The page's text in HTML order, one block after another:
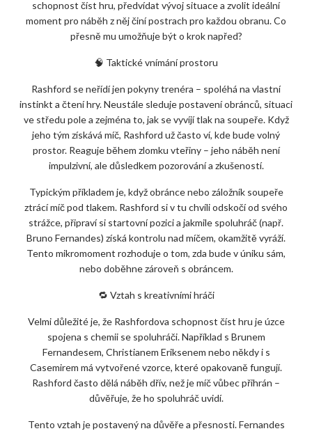
schopnost číst hru, předvídat vývoj situace a zvolit ideální
moment pro náběh z něj činí postrach pro každou obranu. Co
přesně mu umožňuje být o krok napřed?
🧠 Taktické vnímání prostoru
Rashford se neřídí jen pokyny trenéra – spoléhá na vlastní
instinkt a čtení hry. Neustále sleduje postavení obránců, situaci
ve středu pole a zejména to, jak se vyvíjí tlak na soupeře. Když
jeho tým získává míč, Rashford už často ví, kde bude volný
prostor. Reaguje během zlomku vteřiny – jeho náběh není
impulzivní, ale důsledkem pozorování a zkušeností.
Typickým příkladem je, když obránce nebo záložník soupeře
ztrácí míč pod tlakem. Rashford si v tu chvíli odskočí od svého
strážce, připraví si startovní pozici a jakmile spoluhráč (např.
Bruno Fernandes) získá kontrolu nad míčem, okamžitě vyráží.
Tento mikromoment rozhoduje o tom, zda bude v úniku sám,
nebo doběhne zároveň s obráncem.
🔁 Vztah s kreativními hráči
Velmi důležité je, že Rashfordova schopnost číst hru je úzce
spojena s chemii se spoluhráči. Například s Brunem
Fernandesem, Christianem Eriksenem nebo někdy i s
Casemirem má vytvořené vzorce, které opakovaně fungují.
Rashford často dělá náběh dřív, než je míč vůbec přihrán –
důvěřuje, že ho spoluhráč uvidí.
Tento vztah je postavený na důvěře a přesnosti. Fernandes